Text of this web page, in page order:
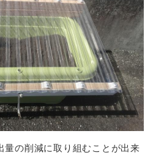
量の削減に取り組むことが出来